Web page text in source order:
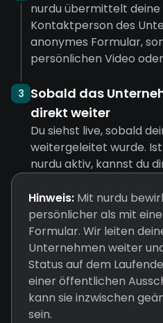
nurdu übermittelt deine
Kontaktperson des
anonymes Formular,
persönlichen Video
3 Sobald das
direkt weiter
Du siehst live, sobald
weitergeleitet wurde.
nurdu aktiv, kannst du
Hinweis: Mit nurdu
persönlicher als mit
Formular. Wir leiten
Unternehmen weiter
Status auf dem
einer öffentlichen
kann sie inzwischen
sein.